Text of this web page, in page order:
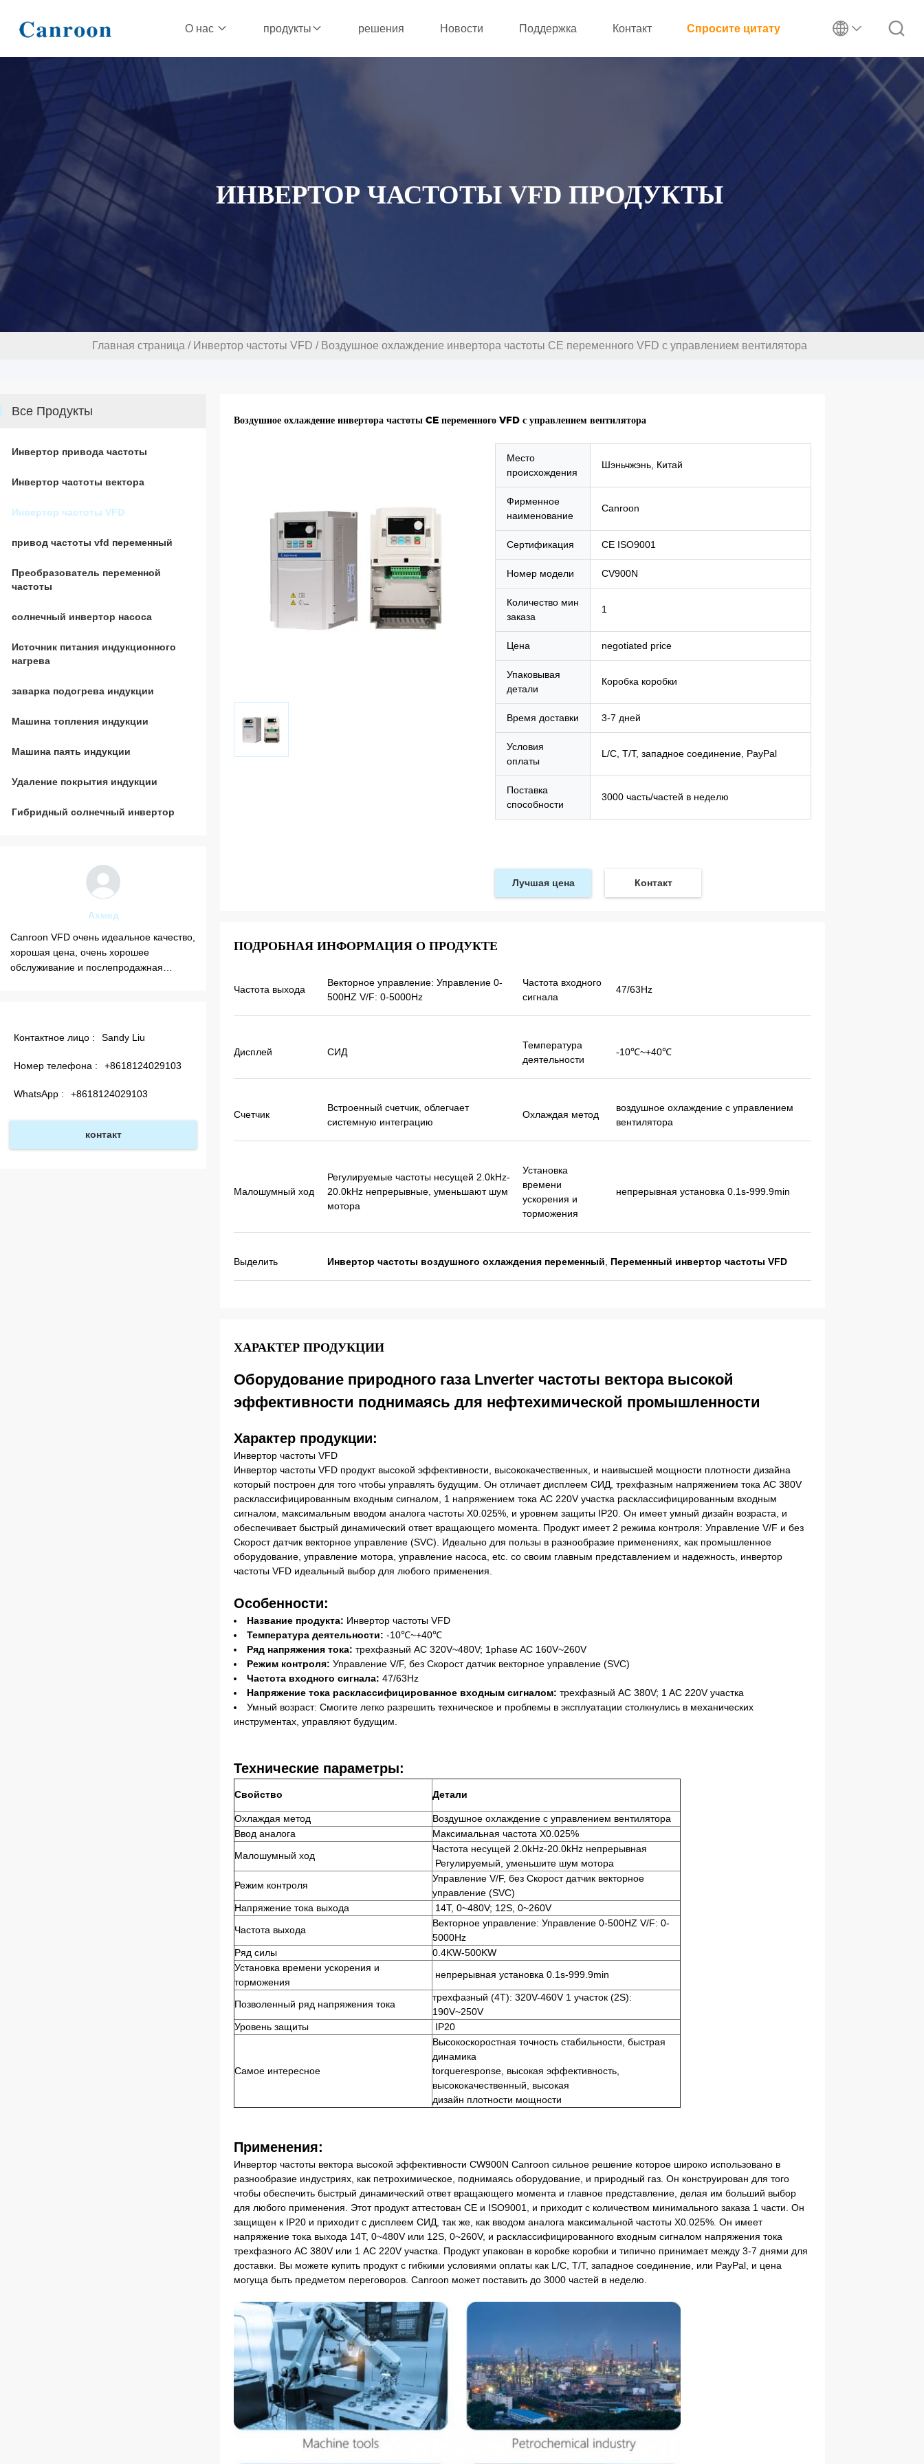
О нас продукты решения Новости Поддержка Контакт Спросите цитату
ИНВЕРТОР ЧАСТОТЫ VFD ПРОДУКТЫ
Главная страница / Инвертор частоты VFD / Воздушное охлаждение инвертора частоты CE переменного VFD с управлением вентилятора
Все Продукты
Инвертор привода частоты
Инвертор частоты вектора
Инвертор частоты VFD
привод частоты vfd переменный
Преобразователь переменной
частоты
солнечный инвертор насоса
Источник питания индукционного
нагрева
заварка подогрева индукции
Машина топления индукции
Машина паять индукции
Удаление покрытия индукции
Гибридный солнечный инвертор
Карим
Индукционный нагреватель Canroon,
отличное качество, нагрев очень
быстрый, я использую более 5 лет,
нужно больше обогревателей.
доставки, VFD очень, очень хороши,
Контактное лицо : Sandy Liu
Номер телефона : +8618124029103
WhatsApp : +8618124029103
контакт
Воздушное охлаждение инвертора частоты CE переменного VFD с управлением вентилятора
Место
происхождения
Шэньчжэнь, Китай
Фирменное
наименование
Canroon
Сертификация CE ISO9001
Номер модели CV900N
Количество мин
заказа
1
Цена negotiated price
Упаковывая
детали
Коробка коробки
Время доставки 3-7 дней
Условия
оплаты
L/C, T/T, западное соединение, PayPal
Поставка
способности
3000 часть/частей в неделю
Лучшая цена Контакт
ПОДРОБНАЯ ИНФОРМАЦИЯ О ПРОДУКТЕ
Частота выхода
Векторное управление: Управление 0-
500HZ V/F: 0-5000Hz
Частота входного
сигнала
47/63Hz
Дисплей СИД
Температура
деятельности
-10℃~+40℃
Счетчик
Встроенный счетчик, облегчает
системную интеграцию
Охлаждая метод
воздушное охлаждение с управлением
вентилятора
Малошумный ход
Регулируемые частоты несущей 2.0kHz-
20.0kHz непрерывные, уменьшают шум
мотора
Установка
времени
ускорения и
торможения
непрерывная установка 0.1s-999.9min
Выделить Инвертор частоты воздушного охлаждения переменный Переменный инвертор частоты VFD
ХАРАКТЕР ПРОДУКЦИИ
Оборудование природного газа Lnverter частоты вектора высокой
эффективности поднимаясь для нефтехимической промышленности
Характер продукции:
Инвертор частоты VFD
Инвертор частоты VFD продукт высокой эффективности, высококачественных, и наивысшей мощности плотности дизайна
который построен для того чтобы управлять будущим. Он отличает дисплеем СИД, трехфазным напряжением тока AC 380V
расклассифицированным входным сигналом, 1 напряжением тока AC 220V участка расклассифицированным входным
сигналом, максимальным вводом аналога частоты X0.025%, и уровнем защиты IP20. Он имеет умный дизайн возраста, и
обеспечивает быстрый динамический ответ вращающего момента. Продукт имеет 2 режима контроля: Управление V/F и без
Скорост датчик векторное управление (SVC). Идеально для пользы в разнообразие применениях, как промышленное
оборудование, управление мотора, управление насоса, etc. со своим главным представлением и надежность, инвертор
частоты VFD идеальный выбор для любого применения.
Особенности:
Название продукта: Инвертор частоты VFD
Температура деятельности: -10℃~+40℃
Ряд напряжения тока: трехфазный AC 320V~480V; 1phase AC 160V~260V
Режим контроля: Управление V/F, без Скорост датчик векторное управление (SVC)
Частота входного сигнала: 47/63Hz
Напряжение тока расклассифицированное входным сигналом: трехфазный AC 380V; 1 AC 220V участка
Умный возраст: Смогите легко разрешить техническое и проблемы в эксплуатации столкнулись в механических
инструментах, управляют будущим.
Технические параметры:
Свойство Детали
Охлаждая метод
Воздушное охлаждение с управлением вентилятора
Ввод аналога
Максимальная частота X0.025%
Малошумный ход
Частота несущей 2.0kHz-20.0kHz непрерывная
Регулируемый, уменьшите шум мотора
Режим контроля
Управление V/F, без Скорост датчик векторное
управление (SVC)
Напряжение тока выхода
14T, 0~480V; 12S, 0~260V
Частота выхода
Векторное управление: Управление 0-500HZ V/F: 0-
5000Hz
Ряд силы
0.4KW-500KW
Установка времени ускорения и
торможения
непрерывная установка 0.1s-999.9min
Позволенный ряд напряжения тока
трехфазный (4T): 320V-460V 1 участок (2S):
190V~250V
Уровень защиты
IP20
Самое интересное
Высокоскоростная точность стабильности, быстрая
динамика
torqueresponse, высокая эффективность,
высококачественный, высокая
дизайн плотности мощности
Применения:
Инвертор частоты вектора высокой эффективности CW900N Canroon сильное решение которое широко использовано в
разнообразие индустриях, как петрохимическое, поднимаясь оборудование, и природный газ. Он конструирован для того
чтобы обеспечить быстрый динамический ответ вращающего момента и главное представление, делая им больший выбор
для любого применения. Этот продукт аттестован CE и ISO9001, и приходит с количеством минимального заказа 1 части. Он
защищен к IP20 и приходит с дисплеем СИД, так же, как вводом аналога максимальной частоты X0.025%. Он имеет
напряжение тока выхода 14T, 0~480V или 12S, 0~260V, и расклассифицированного входным сигналом напряжения тока
трехфазного AC 380V или 1 AC 220V участка. Продукт упакован в коробке коробки и типично принимает между 3-7 днями для
доставки. Вы можете купить продукт с гибкими условиями оплаты как L/C, T/T, западное соединение, или PayPal, и цена
могуща быть предметом переговоров. Canroon может поставить до 3000 частей в неделю.